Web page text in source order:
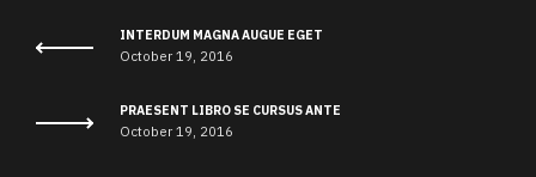
INTERDUM MAGNA AUGUE EGET
October 19, 2016
PRAESENT LIBRO SE CURSUS ANTE
October 19, 2016